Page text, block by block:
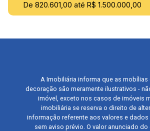
De 820.601,00 até R$ 1.500.000,00
A Imobiliária informa que as mobílias
decoração são meramente ilustrativos -
imóvel, exceto nos casos de imóveis
imobiliária se reserva o direito de
informação referente aos valores e dados
sem aviso prévio. O valor anunciado